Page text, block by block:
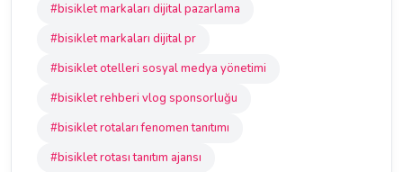
#bisiklet markaları dijital pazarlama
#bisiklet markaları dijital pr
#bisiklet otelleri sosyal medya yönetimi
#bisiklet rehberi vlog sponsorluğu
#bisiklet rotaları fenomen tanıtımı
#bisiklet rotası tanıtım ajansı